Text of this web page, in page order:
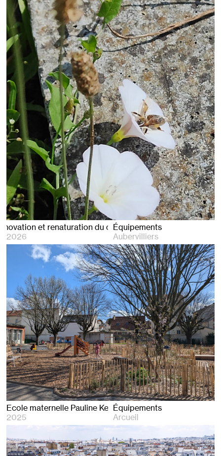
et renaturation du cimetière d’Aubervilliers
2026
Équipements
Aubervilliers
Pauline Kergomard à Arcueil
2025
Équipements
Arcueil